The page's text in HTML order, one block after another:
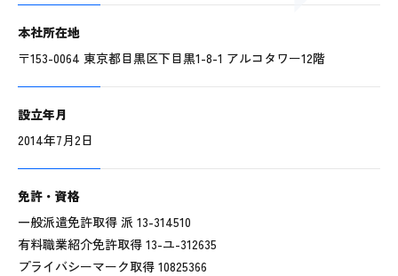
本社所在地
〒153-0064 東京都目黒区下目黒1-8-1 アルコタワー12階
設立年月
2014年7月2日
免許・資格
一般派遣免許取得 派 13-314510
有料職業紹介免許取得 13-ユ-312635
プライバシーマーク取得 10825366